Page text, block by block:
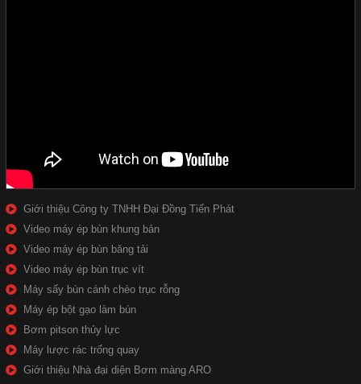
Giới thiệu Công ty TNHH Đại Đồng Tiến Phát
Video máy ép bùn khung bản
Video máy ép bùn băng tải
Video máy ép bùn trục vít
Máy sấy bùn cánh chèo trục rỗng
Máy ép bột gạo làm bún
Bơm pitson thủy lực
Máy lược rác trống quay
Giới thiệu Nhà đại diện Bơm màng ARO